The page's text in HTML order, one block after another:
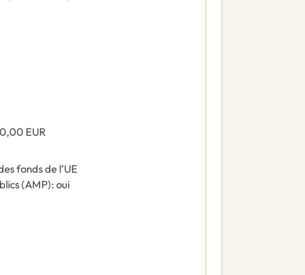
EUR
fonds de l’UE
(AMP): oui